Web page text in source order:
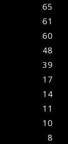
65
61
60
48
39
17
14
11
10
8